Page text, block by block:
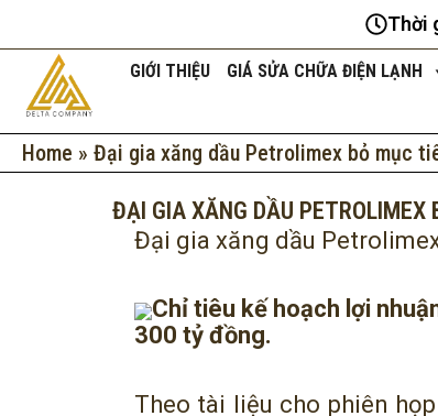
dung
Thời
GIỚI THIỆU GIÁ SỬA CHỮA ĐIỆN LẠNH
Home » Đại gia xăng dầu Petrolimex bỏ mục
ĐẠI GIA XĂNG DẦU PETROLIMEX
Đại gia xăng dầu
Chỉ tiêu kế hoạch lợi
300 tỷ đồng.
Theo tài liệu cho phiên